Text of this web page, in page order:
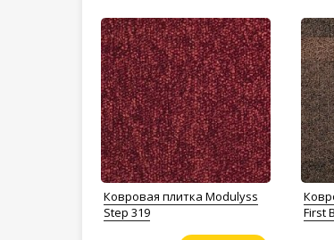
Ковровая плитка Modulyss
Step 319
First